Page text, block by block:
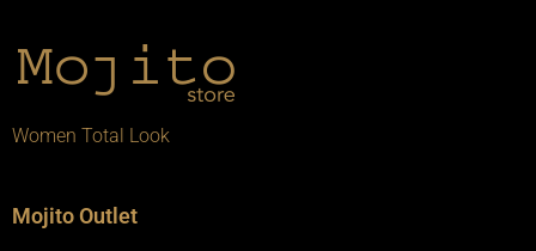
Women Total Look
Mojito Outlet